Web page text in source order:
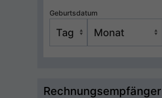
Geburtsdatum
Rechnungsempfänger